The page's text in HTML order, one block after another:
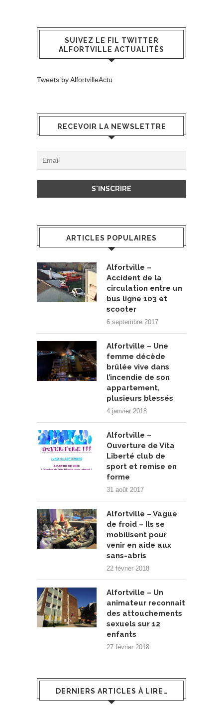
SUIVEZ LE FIL TWITTER
ALFORTVILLE ACTUALITÉS
Tweets by AlfortvilleActu
RECEVOIR LA NEWSLETTRE
ARTICLES POPULAIRES
Alfortville –
Accident de la
circulation entre un
bus ligne 103 et
scooter
6 septembre 2017
Alfortville – Une
femme décède
brûlée vive dans
l’incendie de son
appartement,
plusieurs blessés
4 janvier 2018
Alfortville –
Ouverture de Vita
Liberté club de
sport et remise en
forme
31 août 2017
Alfortville – Vague
de froid – Ils se
mobilisent pour
venir en aide aux
sans-abris
22 février 2018
Alfortville – Un
animateur reconnait
des attouchements
sexuels sur 12
enfants
27 février 2018
DERNIERS ARTICLES À LIRE…